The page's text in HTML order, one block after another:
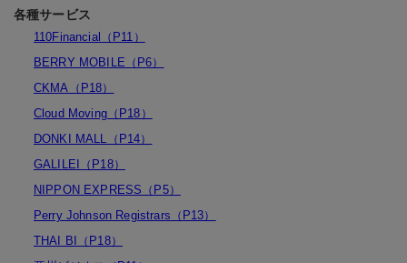
各種サービス
110Financial（P11）
BERRY MOBILE（P6）
CKMA（P18）
Cloud Moving（P18）
DONKI MALL（P14）
GALILEI（P18）
NIPPON EXPRESS（P5）
Perry Johnson Registrars（P13）
THAI BI（P18）